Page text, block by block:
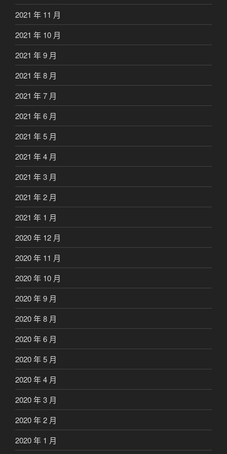
2021 年 11 月
2021 年 10 月
2021 年 9 月
2021 年 8 月
2021 年 7 月
2021 年 6 月
2021 年 5 月
2021 年 4 月
2021 年 3 月
2021 年 2 月
2021 年 1 月
2020 年 12 月
2020 年 11 月
2020 年 10 月
2020 年 9 月
2020 年 8 月
2020 年 6 月
2020 年 5 月
2020 年 4 月
2020 年 3 月
2020 年 2 月
2020 年 1 月